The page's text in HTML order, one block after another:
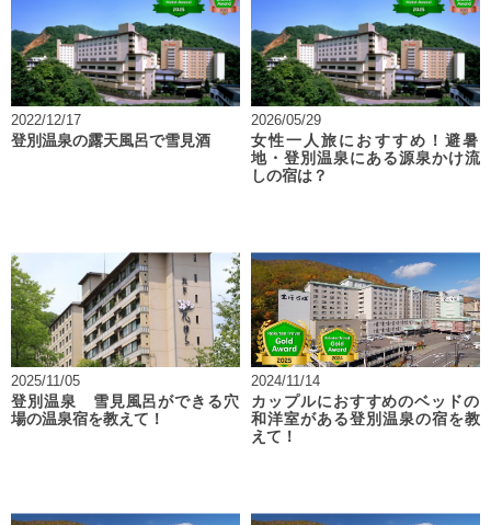
2022/12/17
登別温泉の露天風呂で雪見酒
2026/05/29
女性一人旅におすすめ！避暑
地・登別温泉にある源泉かけ流
しの宿は？
2025/11/05
登別温泉 雪見風呂ができる穴
場の温泉宿を教えて！
2024/11/14
カップルにおすすめのベッドの
和洋室がある登別温泉の宿を教
えて！